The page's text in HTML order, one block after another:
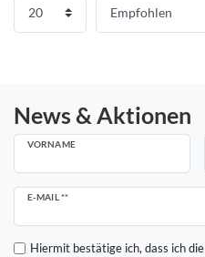
News & Aktionen
VORNAME
E-MAIL **
Newsletter
Hiermit bestätige ich, dass ich die